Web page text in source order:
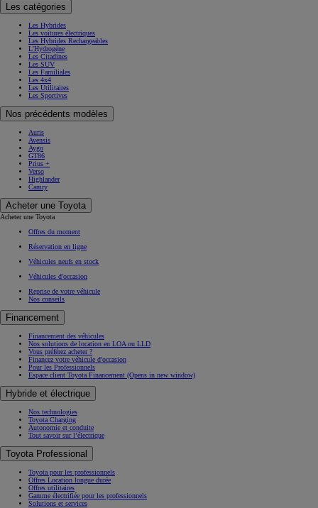
Les catégories
Les Hybrides
Les voitures électriques
Les Hybrides Rechargeables
L'Hydrogène
Les Citadines
Les SUV
Les Familiales
Les 4x4
Les Utilitaires
Les Sportives
Nos précédents modèles
Auris
Avensis
Aygo
GT86
Prius +
Verso
Highlander
Camry
Acheter une Toyota
Acheter une Toyota
Offres du moment
Réservation en ligne
Véhicules neufs en stock
Véhicules d'occasion
Reprise de votre véhicule
Nos conseils
Financement
Financement des véhicules
Nos solutions de location en LOA ou LLD
Vous préférez acheter ?
Financez votre véhicule d'occasion
Pour les Professionnels
Espace client Toyota Financement (Opens in new window)
Hybride et électrique
Nos technologies
Toyota Charging
Autonomie et conduite
Tout savoir sur l’électrique
Toyota Professional
Toyota pour les professionnels
Offres Location longue durée
Offres utilitaires
Gamme électrifiée pour les professionnels
Solutions et services